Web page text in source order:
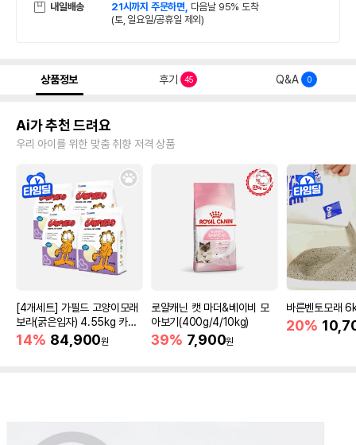
내일배송 21시까지 주문하면, 다음날 95% 도착
(토, 일요일/공휴일 제외)
상품정보 후기 45 Q&A 0
Ai가 추천 드려요
우리 아이를 위한 맞춤 취향 저격 상품
[4개세트] 가필드 고양이모래
보라(굵은입자) 4.55kg 카사
바모래
14% 84,900원
로얄캐닌 캣 마더&베이비 모
아보기(400g/4/10kg)
39% 7,900원
바른벤토모래
20%